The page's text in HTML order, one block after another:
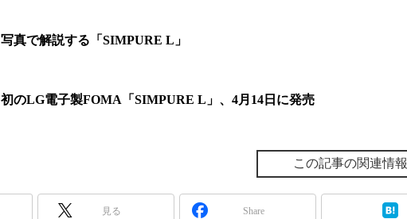
写真で解説する「SIMPURE L」
初のLG電子製FOMA「SIMPURE L」、4月14日に発売
この記事の関連情報
見る Share